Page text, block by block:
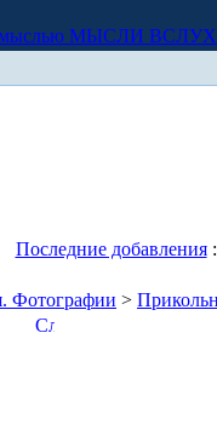
МЫСЛИ ВСЛУХ
Последние добавления
Фотографии >